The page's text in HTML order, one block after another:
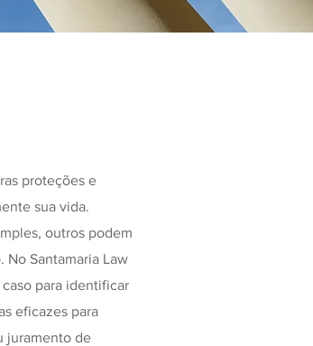
proteções e
sua vida.
outros podem
Santamaria Law
para identificar
eficazes para
juramento de